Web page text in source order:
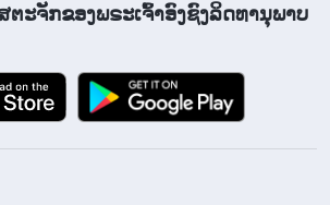
ະຈັກຂອງພຣະເຈົ້າອົງຊົງລິດທານຸພາບ